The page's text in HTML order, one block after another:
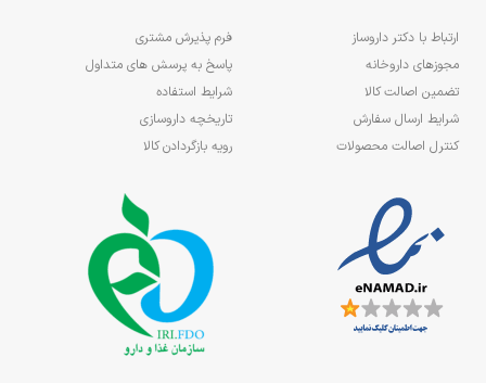
ارتباط با دکتر داروساز
مجوزهای داروخانه
تضمین اصالت کالا
شرایط ارسال سفارش
کنترل اصالت محصولات
فرم پذیرش مشتری
پاسخ به پرسش های متداول
شرایط استفاده
تاریخچه داروسازی
رویه بازگردادن کالا